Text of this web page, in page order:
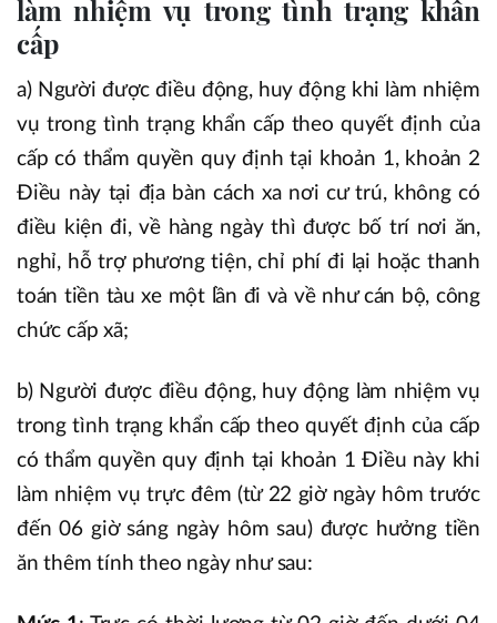
làm nhiệm vụ trong tình trạng khẩn
cấp
a) Người được điều động, huy động khi làm nhiệm
vụ trong tình trạng khẩn cấp theo quyết định của
cấp có thẩm quyền quy định tại khoản 1, khoản 2
Điều này tại địa bàn cách xa nơi cư trú, không có
điều kiện đi, về hàng ngày thì được bố trí nơi ăn,
nghỉ, hỗ trợ phương tiện, chỉ phí đi lại hoặc thanh
toán tiền tàu xe một lần đi và về như cán bộ, công
chức cấp xã;
b) Người được điều động, huy động làm nhiệm vụ
trong tình trạng khẩn cấp theo quyết định của cấp
có thẩm quyền quy định tại khoản 1 Điều này khi
làm nhiệm vụ trực đêm (từ 22 giờ ngày hôm trước
đến 06 giờ sáng ngày hôm sau) được hưởng tiền
ăn thêm tính theo ngày như sau: